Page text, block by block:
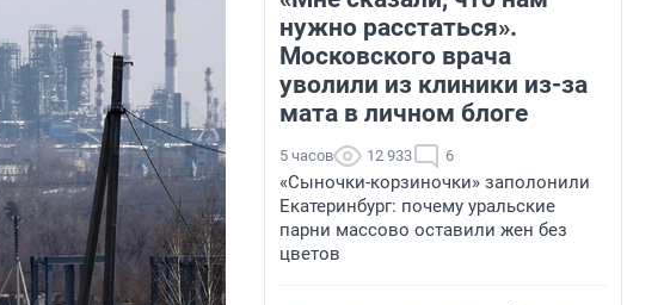
нужно расстаться».
Московского врача
уволили из клиники из-за
мата в личном блоге
5 часов 12 933 6
«Сыночки-корзиночки» заполонили
Екатеринбург: почему уральские
парни массово оставили жен без
цветов